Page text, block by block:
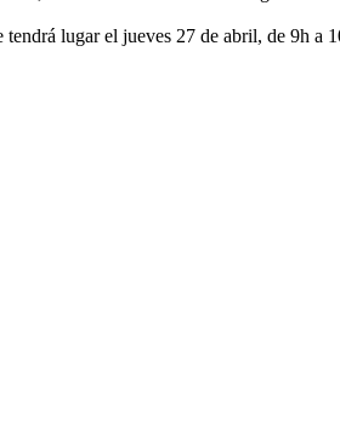
tendrá lugar el jueves 27 de abril, de 9h a